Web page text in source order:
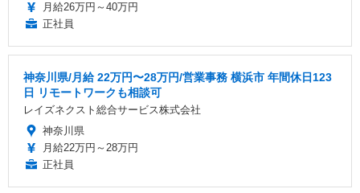
月給26万円～40万円
正社員
神奈川県/月給 22万円〜28万円/営業事務 横浜市 年間休日123
日 リモートワークも相談可
レイズネクスト総合サービス株式会社
神奈川県
月給22万円～28万円
正社員